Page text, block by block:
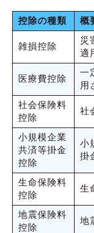
控除の種類 概
雑損控除
災
適
医療費控除
一
用
社会保険料
控除
社
小規模企業
共済等掛金
控除
小
掛
生命保険料
控除
生
地震保険料
控除
地